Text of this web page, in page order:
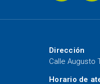
Dirección
Calle Augusto
Horario de